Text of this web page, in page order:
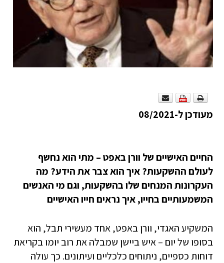
מעודכן ל-08/2021
החיים האישיים של וורן באפט – מתי הוא נחשף
לעולם ההשקעות? איך הוא צבר את הידע? מה
העקרונות המנחים שלו בהשקעות, וגם מי האנשים
המשמעותיים בחייו, איך נראים חייו האישיים
המשקיע האגדי, וורן באפט, אחד מעשירי תבל, הוא
בסופו של יום – איש ביישן שמבלה את רוב יומו בקריאת
דוחות כספיים, ניתוחים כלכליים ועיתונים. כך עולה